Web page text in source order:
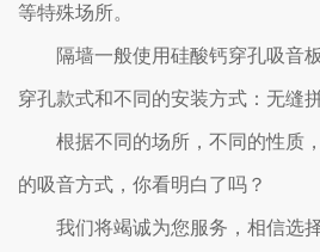
等特殊场所。
隔墙一般使用硅酸钙穿孔吸音
穿孔款式和不同的安装方式：无缝
根据不同的场所，不同的性质
的吸音方式，你看明白了吗？
我们将竭诚为您服务，相信选